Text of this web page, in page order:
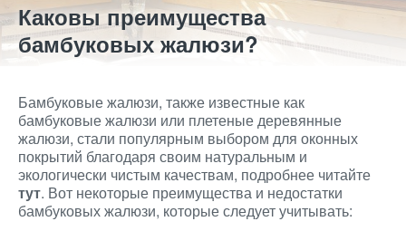
Каковы преимущества
бамбуковых жалюзи?
Бамбуковые жалюзи, также известные как
бамбуковые жалюзи или плетеные деревянные
жалюзи, стали популярным выбором для оконных
покрытий благодаря своим натуральным и
экологически чистым качествам, подробнее читайте
тут. Вот некоторые преимущества и недостатки
бамбуковых жалюзи, которые следует учитывать: